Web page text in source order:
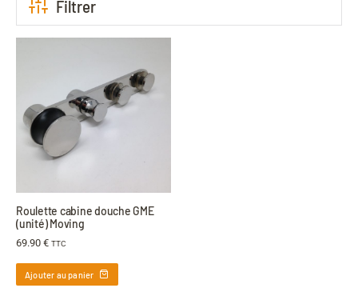
Filtrer
Roulette cabine douche GME
(unité) Moving
69.90 € TTC
Ajouter au panier